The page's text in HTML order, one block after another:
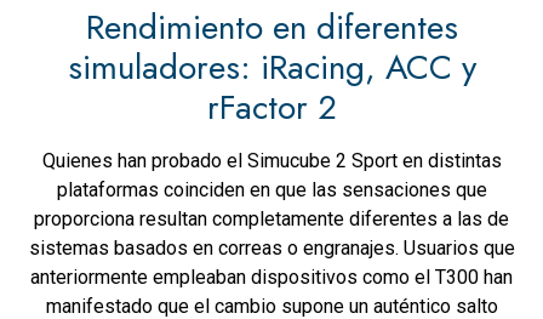
Rendimiento en diferentes
simuladores: iRacing, ACC y
rFactor 2
Quienes han probado el Simucube 2 Sport en distintas
plataformas coinciden en que las sensaciones que
proporciona resultan completamente diferentes a las de
sistemas basados en correas o engranajes. Usuarios que
anteriormente empleaban dispositivos como el T300 han
manifestado que el cambio supone un auténtico salto